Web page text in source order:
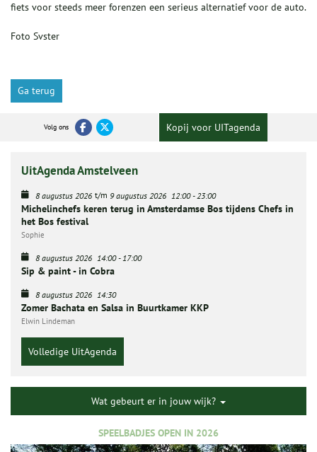
fiets voor steeds meer forenzen een serieus alternatief voor de auto.
Foto Svster
Ga terug
Volg ons Kopij voor UITagenda
UitAgenda Amstelveen
8 augustus 2026 t/m 9 augustus 2026 12:00-23:00
Michelinchefs keren terug in Amsterdamse Bos tijdens Chefs in
het Bos festival
Sophie
8 augustus 2026 14:00-17:00
Sip & paint - in Cobra
8 augustus 2026 14:30
Zomer Bachata en Salsa in Buurtkamer KKP
Elwin Lindeman
Volledige UitAgenda
Wat gebeurt er in jouw wijk?
SPEELBADJES OPEN IN 2026